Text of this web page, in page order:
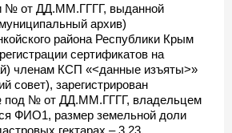
№ от ДД.ММ.ГГГГ, выданной
архив)
района Республики Крым
сертификатов на
членам КСП «<данные изъяты>»
совет), зарегистрирован
под № от ДД.ММ.ГГГГ, владельцем
ФИО1, размер земельной доли
гектарах – 3,23,